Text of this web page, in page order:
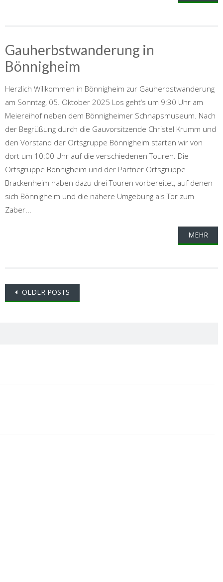
Gauherbstwanderung in
Bönnigheim
Herzlich Willkommen in Bönnigheim zur Gauherbstwanderung
am Sonntag, 05. Oktober 2025 Los geht‘s um 9:30 Uhr am
Meiereihof neben dem Bönnigheimer Schnapsmuseum. Nach
der Begrüßung durch die Gauvorsitzende Christel Krumm und
den Vorstand der Ortsgruppe Bönnigheim starten wir von
dort um 10:00 Uhr auf die verschiedenen Touren. Die
Ortsgruppe Bönnigheim und der Partner Ortsgruppe
Brackenheim haben dazu drei Touren vorbereitet, auf denen
sich Bönnigheim und die nähere Umgebung als Tor zum
Zaber...
MEHR
Posts
OLDER POSTS